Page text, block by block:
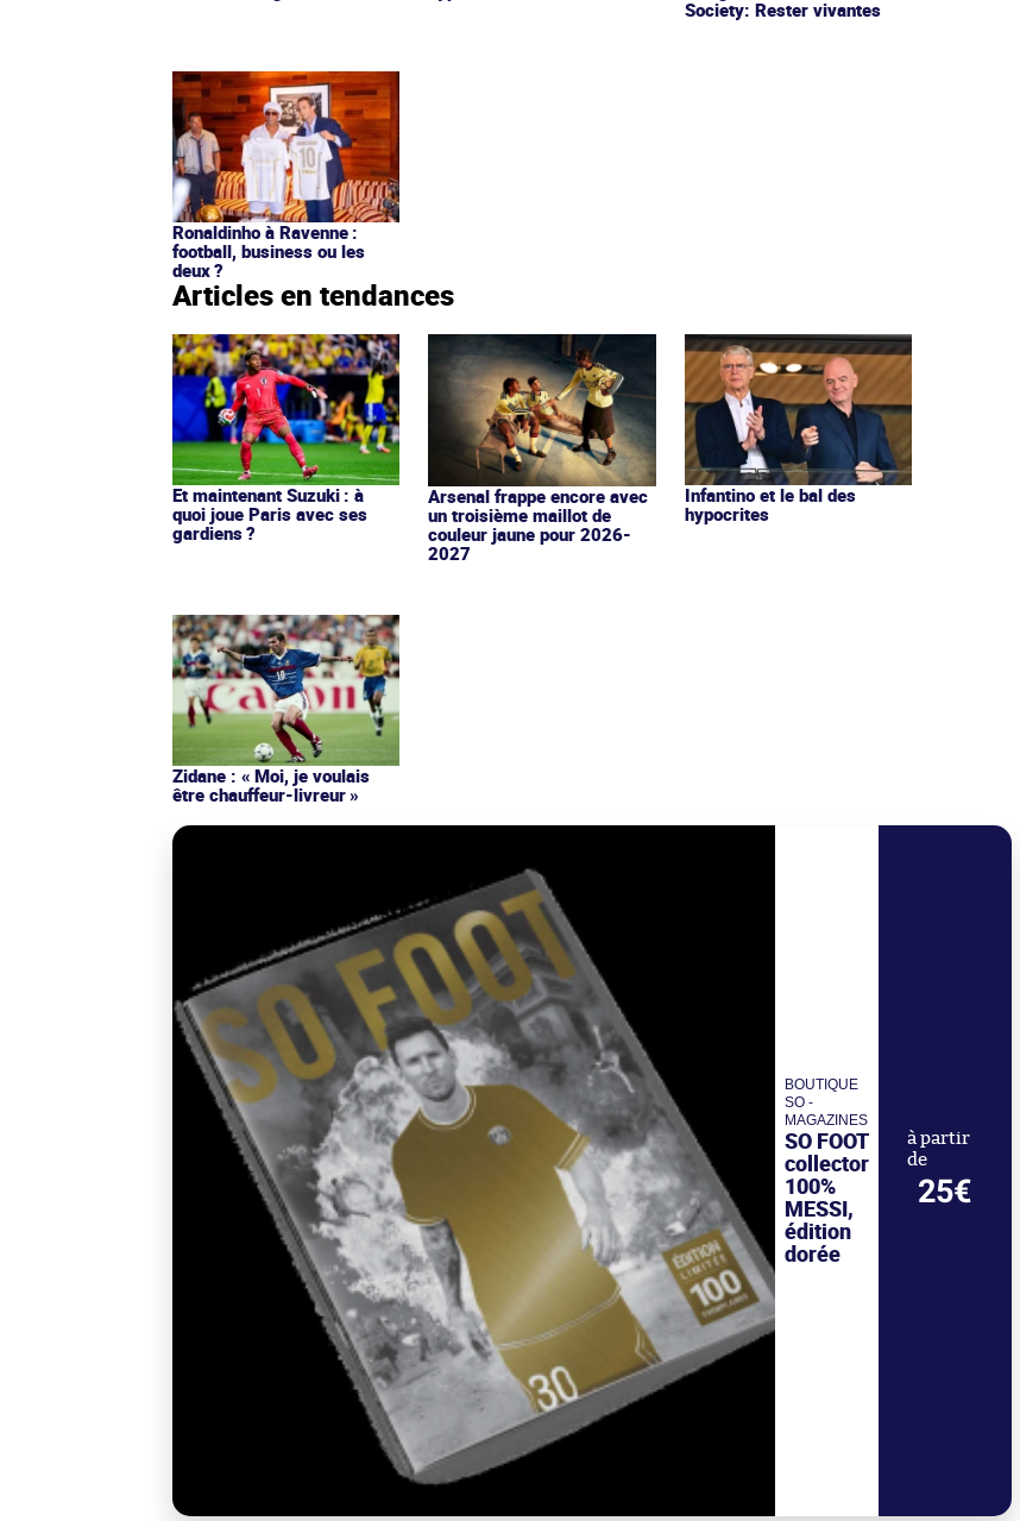
Society: Rester vivantes
Ronaldinho à Ravenne :
football, business ou les
deux ?
Articles en tendances
Et maintenant Suzuki : à
quoi joue Paris avec ses
gardiens ?
Arsenal frappe encore avec
un troisième maillot de
couleur jaune pour 2026-
2027
Infantino et le bal des
hypocrites
Zidane : « Moi, je voulais
être chauffeur-livreur »
BOUTIQUE
SO -
MAGAZINES
SO FOOT
collector
100%
MESSI,
édition
dorée
à partir
de
25€